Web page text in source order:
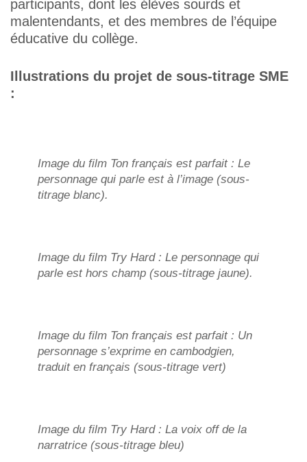
participants, dont les élèves sourds et
malentendants, et des membres de l’équipe
éducative du collège.
Illustrations du projet de sous-titrage SME
:
Image du film Ton français est parfait: Le
personnage qui parle est à l’image (sous-
titrage blanc).
Image du film Try Hard: Le personnage qui
parle est hors champ (sous-titrage jaune).
Image du film Ton français est parfait: Un
personnage s’exprime en cambodgien,
traduit en français (sous-titrage vert)
Image du film Try Hard: La voix offde la
narratrice (sous-titrage bleu)